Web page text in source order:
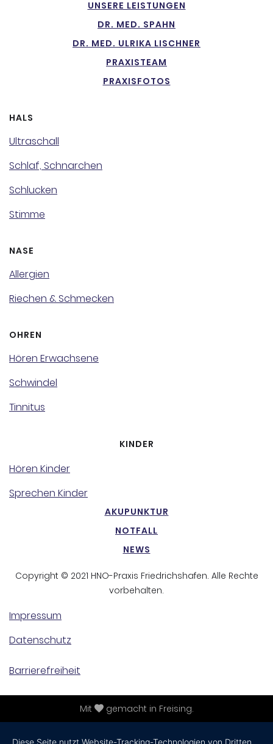
UNSERE LEISTUNGEN
DR. MED. SPAHN
DR. MED. ULRIKA LISCHNER
PRAXISTEAM
PRAXISFOTOS
HALS
Ultraschall
Schlaf, Schnarchen
Schlucken
Stimme
NASE
Allergien
Riechen & Schmecken
OHREN
Hören Erwachsene
Schwindel
Tinnitus
KINDER
Hören Kinder
Sprechen Kinder
AKUPUNKTUR
NOTFALL
NEWS
Copyright © 2021 HNO-Praxis Friedrichshafen. Alle Rechte
vorbehalten.
Impressum
Datenschutz
Barrierefreiheit
Mit gemacht in Freising.
Diese Seite nutzt Website-Tracking-Technologien von Dritten,